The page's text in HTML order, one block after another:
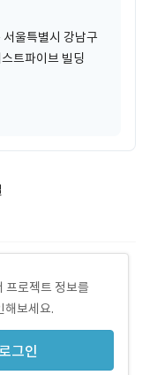
울특별시 강남구
트파이브 빌딩
프로젝트 정보를
해보세요.
로그인